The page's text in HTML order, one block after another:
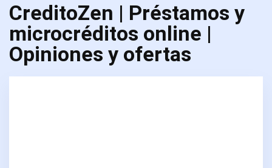
CreditoZen | Préstamos y
microcréditos online |
Opiniones y ofertas